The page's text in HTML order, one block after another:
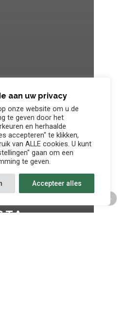
aan uw privacy
onze website om u de
te geven door het
en herhaalde
accepteren" te klikken,
van ALLE cookies. U kunt
gaan om een
te geven.
Accepteer alles